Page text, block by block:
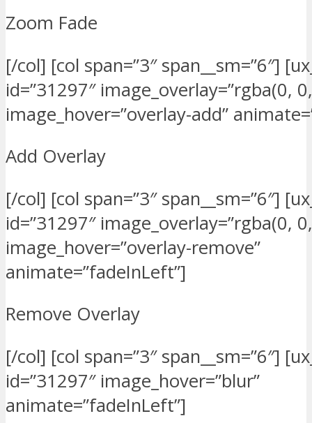
Zoom Fade
[/col] [col span=”3″ span__sm=”6″]
id=”31297″ image_overlay=”rgba(0,
image_hover=”overlay-add”
Add Overlay
[/col] [col span=”3″ span__sm=”6″]
id=”31297″ image_overlay=”rgba(0,
image_hover=”overlay-remove”
animate=”fadeInLeft”]
Remove Overlay
[/col] [col span=”3″ span__sm=”6″]
id=”31297″ image_hover=”blur”
animate=”fadeInLeft”]